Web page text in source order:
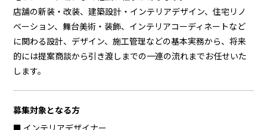
店舗の新装・改装、建築設計・インテリアデザイン、住宅リノ
ベーション、舞台美術・装飾、インテリアコーディネートなど
に関わる設計、デザイン、施工管理などの基本実務から、将来
的には提案商談から引き渡しまでの一連の流れまでお任せいた
します。
募集対象となる方
■ インテリアデザイナー